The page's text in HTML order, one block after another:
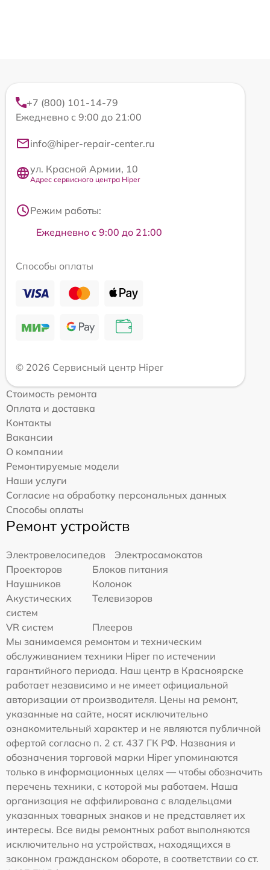
+7 (800) 101-14-79
Ежедневно с 9:00 до 21:00
info@hiper-repair-center.ru
ул. Красной Армии, 10
Адрес сервисного центра Hiper
Режим работы:
Ежедневно с 9:00 до 21:00
Способы оплаты
© 2026 Сервисный центр Hiper
Стоимость ремонта
Оплата и доставка
Контакты
Вакансии
О компании
Ремонтируемые модели
Наши услуги
Согласие на обработку персональных данных
Способы оплаты
Ремонт устройств
Электровелосипедов
Электросамокатов
Проекторов
Блоков питания
Наушников
Колонок
Акустических
систем
Телевизоров
VR систем
Плееров
Мы занимаемся ремонтом и техническим
обслуживанием техники Hiper по истечении
гарантийного периода. Наш центр в Красноярске
работает независимо и не имеет официальной
авторизации от производителя. Цены на ремонт,
указанные на сайте, носят исключительно
ознакомительный характер и не являются публичной
офертой согласно п. 2 ст. 437 ГК РФ. Названия и
обозначения торговой марки Hiper упоминаются
только в информационных целях — чтобы обозначить
перечень техники, с которой мы работаем. Наша
организация не аффилирована с владельцами
указанных товарных знаков и не представляет их
интересы. Все виды ремонтных работ выполняются
исключительно на устройствах, находящихся в
законном гражданском обороте, в соответствии со ст.